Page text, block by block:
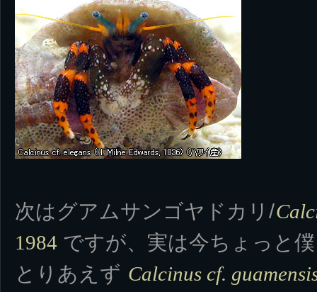
次はグアムサンゴヤドカリ/
1984 ですが、実は今ちょっと
とりあえず Calcinus cf.